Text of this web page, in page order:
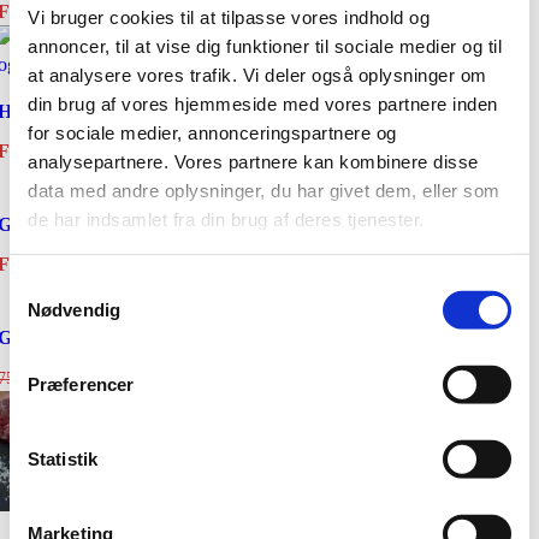
Vi bruger cookies til at tilpasse vores indhold og
annoncer, til at vise dig funktioner til sociale medier og til
at analysere vores trafik. Vi deler også oplysninger om
din brug af vores hjemmeside med vores partnere inden
for sociale medier, annonceringspartnere og
analysepartnere. Vores partnere kan kombinere disse
data med andre oplysninger, du har givet dem, eller som
de har indsamlet fra din brug af deres tjenester.
Nødvendig
Præferencer
Statistik
Marketing
59,00kr.
oksekød (8-10%) Fersk og Vakuumpakket
50,00
striploin steaks – Sydamerika
Entrecote Steaks 200 gr – Sydamerika
kr. Den
var:
45,00kr.